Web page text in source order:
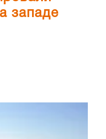
западе